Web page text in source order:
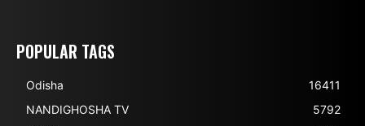
POPULAR TAGS
Odisha
16411
NANDIGHOSHA TV
5792